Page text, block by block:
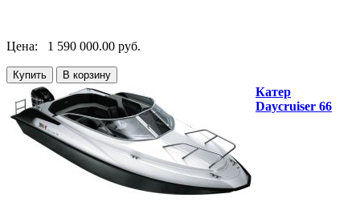
Цена: 1 590 000.00 руб.
Катер
Daycruiser 66